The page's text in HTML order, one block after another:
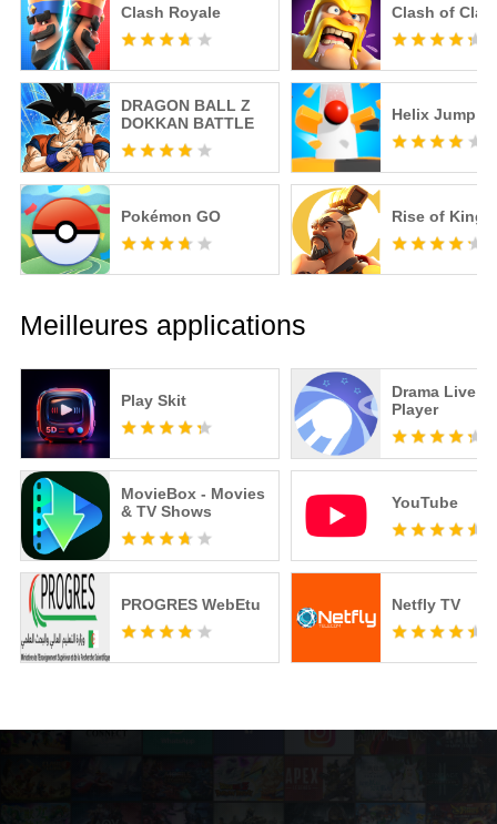
Clash Royale Clash of
DRAGON BALL Z
DOKKAN BATTLE
Helix Jump
Pokémon GO Rise of
Meilleures applications
Play Skit
MovieBox - Movies
& TV Shows
PROGRES WebEtu
Drama Live |
Player
YouTube
Netfly TV